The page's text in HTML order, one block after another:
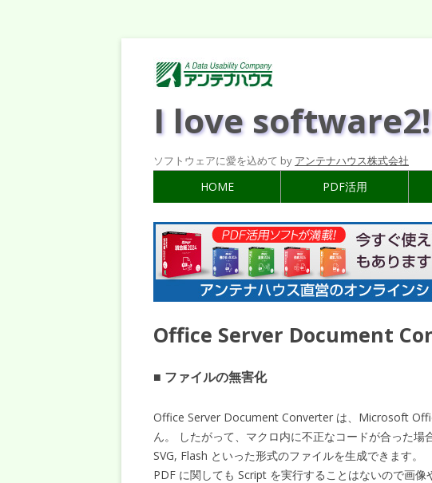
I love software2!
ソフトウェアに愛を込めて by アンテナハウス株式会社
HOME PDF活用
Office Server Document
■ ファイルの無害化
Office Server Document Converter は、Microsoft
ん。 したがって、マクロ内に不正なコードが合った場
SVG, Flash といった形式のファイルを生成できます。
PDF に関しても Script を実行することはないので画